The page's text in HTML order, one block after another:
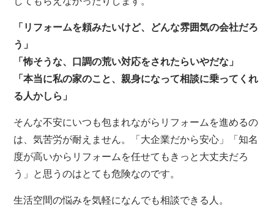
「リフォームを頼みたいけど、どんな雰囲気の会社だろ
う」
「怖そうな、口調の荒い対応をされたらいやだな」
「本当に私の家のこと、親身になって相談に乗ってくれ
る人かしら」
そんな不安にいつも包まれながらリフォームを進めるの
は、気苦労が耐えません。「大企業だから安心」「知名
度が高いからリフォームを任せてもきっと大丈夫だろ
う」と思うのはとても危険なのです。
生活空間の悩みを気軽になんでも相談できる人。